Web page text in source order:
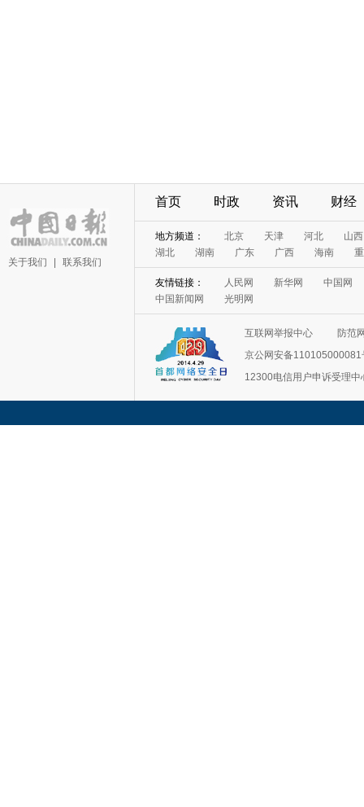
关于我们 联系我们
首页 时政 资讯 财经
地方频道： 北京 天津 河北
山西
湖北
湖南 广东 广西 海南
友情链接： 人民网 新华网
中国网
中国新闻网
光明网
互联网举报中心
防范
京公网安备110105000081
12300电信用户申诉受理中